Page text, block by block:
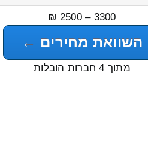
3300 – 2500 ₪
השוואת מחירים ←
מתוך 4 חברות הובלות